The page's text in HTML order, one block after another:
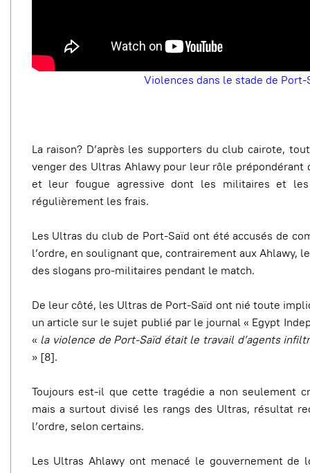
Violences dans le stade de Port-
La raison? D’après les supporters du club cairote,
venger des Ultras Ahlawy pour leur rôle
et leur fougue agressive dont les militaires et
régulièrement les frais.
Les Ultras du club de Port-Saïd ont été accusés de
l’ordre, en soulignant que, contrairement aux Ahlawy,
des slogans pro-militaires pendant le match.
De leur côté, les Ultras de Port-Saïd ont nié toute
un article sur le sujet publié par le journal « Egypt
« la violence de Port-Saïd était le travail d’agents
» [8].
Toujours est-il que cette tragédie a non seulement
mais a surtout divisé les rangs des Ultras, résultat
l’ordre, selon certains.
Les Ultras Ahlawy ont menacé le gouvernement de